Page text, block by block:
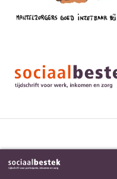
Terug naar overzicht
Op mantelzorgers